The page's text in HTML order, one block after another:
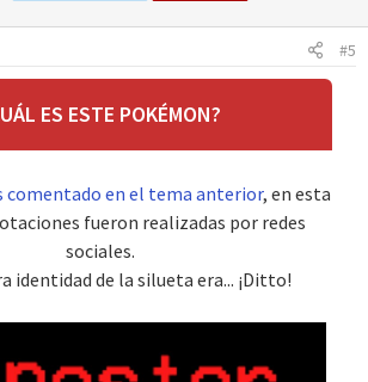
#5
ES ESTE POKÉMON?
comentado en el tema anterior, en esta
fueron realizadas por redes
sociales.
identidad de la silueta era... ¡Ditto!